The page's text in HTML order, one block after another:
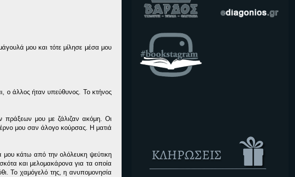
μου και τότε μίλησε μέσα μου
ο άλλος ήταν υπεύθυνος. Το κτήνος
πράξεων μου με ζάλιζαν ακόμη. Οι
μου σαν άλογο κούρσας. Η ματιά
μου κάτω από την ολόλευκη ψεύτικη
και μελομακάρονα για τα οποία
Το χαμόγελό της, η ανυπομονησία